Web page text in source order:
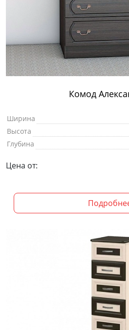
Комод
Ширина
Высота
Глубина
Цена от: